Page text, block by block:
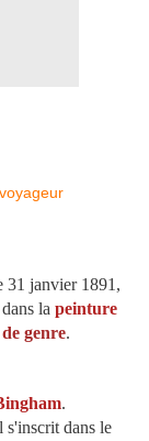
31 janvier 1891,
la peinture
de genre.
.
s'inscrit dans le